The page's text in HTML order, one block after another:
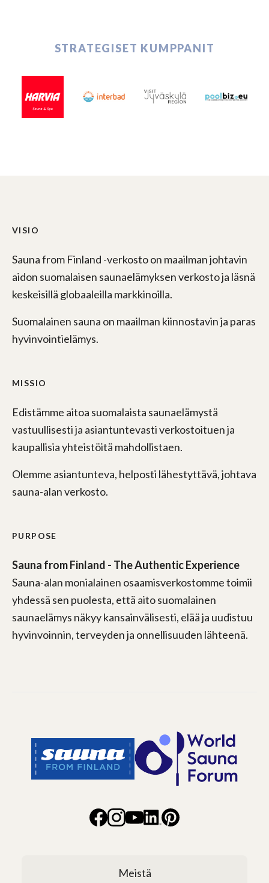
STRATEGISET KUMPPANIT
VISIO
Sauna from Finland -verkosto on maailman johtavin
aidon suomalaisen saunaelämyksen verkosto ja läsnä
keskeisillä globaaleilla markkinoilla.
Suomalainen sauna on maailman kiinnostavin ja paras
hyvinvointielämys.
MISSIO
Edistämme aitoa suomalaista saunaelämystä
vastuullisesti ja asiantuntevasti verkostoituen ja
kaupallisia yhteistöitä mahdollistaen.
Olemme asiantunteva, helposti lähestyttävä, johtava
sauna-alan verkosto.
PURPOSE
Sauna from Finland - The Authentic Experience
Sauna-alan monialainen osaamisverkostomme toimii
yhdessä sen puolesta, että aito suomalainen
saunaelämys näkyy kansainvälisesti, elää ja uudistuu
hyvinvoinnin, terveyden ja onnellisuuden lähteenä.
Meistä